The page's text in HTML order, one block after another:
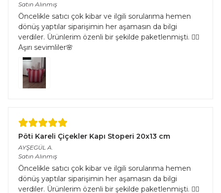
Satın Alınmış
Öncelikle satıcı çok kibar ve ilgili sorularıma hemen
dönüş yaptılar siparişimin her aşamasın da bilgi
verdiler. Ürünlerim özenli bir şekilde paketlenmişti. 👌🏻
Aşırı sevimliler🌸
Pöti Kareli Çiçekler Kapı Stoperi 20x13 cm
AYŞEGÜL A.
Satın Alınmış
Öncelikle satıcı çok kibar ve ilgili sorularıma hemen
dönüş yaptılar siparişimin her aşamasın da bilgi
verdiler. Ürünlerim özenli bir şekilde paketlenmişti. 👌🏻